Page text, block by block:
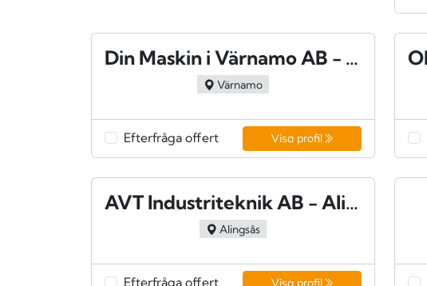
Din Maskin i Värnamo AB - Värnamo
Värnamo
Efterfråga offert Visa profil
AVT Industriteknik AB - Alingsås
Alingsås
Efterfråga offert